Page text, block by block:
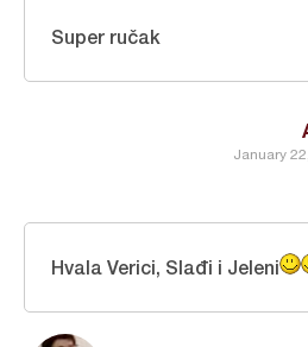
January
Super ručak
Hvala Verici, Slađi i Jeleni